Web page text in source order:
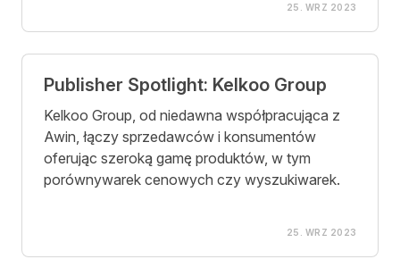
25. WRZ 2023
Publisher Spotlight: Kelkoo Group
Kelkoo Group, od niedawna współpracująca z
Awin, łączy sprzedawców i konsumentów
oferując szeroką gamę produktów, w tym
porównywarek cenowych czy wyszukiwarek.
25. WRZ 2023